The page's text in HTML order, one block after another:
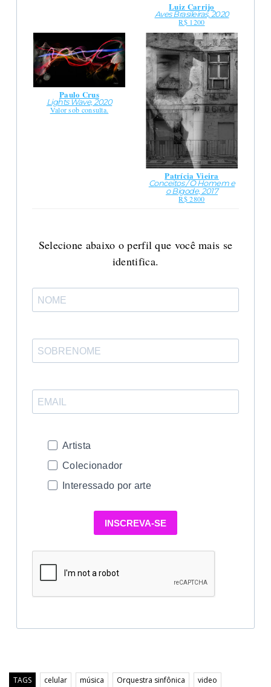
Luiz Carrijo
Aves Brasileiras, 2020
R$ 1200
Paulo Crus
Lights Wave, 2020
Valor sob consulta.
Patrícia Vieira
Conceitos / O Homem e
o Bigode, 2017
R$ 2800
Selecione abaixo o perfil que você mais se
identifica.
Artista
Colecionador
Interessado por arte
INSCREVA-SE
TAGS celular música Orquestra sinfônica video